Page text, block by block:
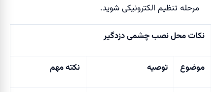
مرحله تنظیم الکترونیکی شوید.
نکات محل نصب چشمی دزدگیر
موضوع توصیه نکته مهم